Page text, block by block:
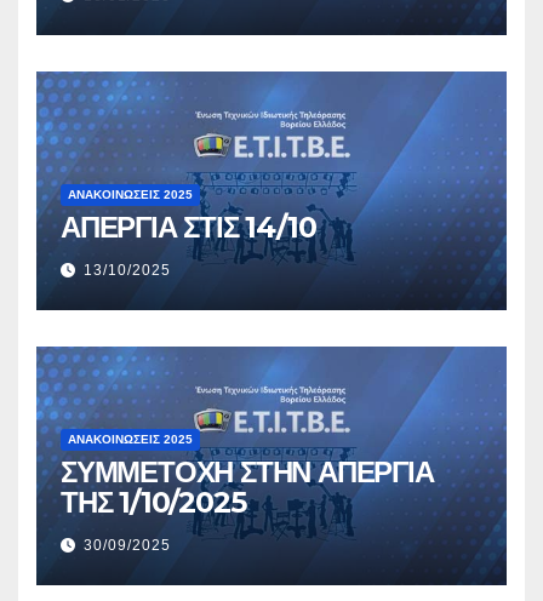
ΑΝΑΚΟΙΝΏΣΕΙΣ 2025
ΑΠΕΡΓΙΑ ΣΤΙΣ 14/10
13/10/2025
ΑΝΑΚΟΙΝΏΣΕΙΣ 2025
ΣΥΜΜΕΤΟΧΗ ΣΤΗΝ ΑΠΕΡΓΙΑ
ΤΗΣ 1/10/2025
30/09/2025